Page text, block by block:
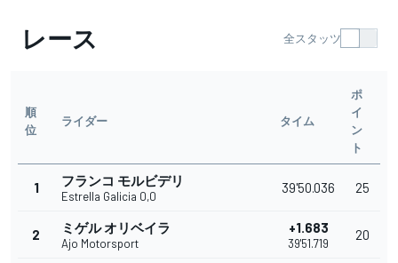
レース 全スタッツ
順
位
ライダー タイム
ポ
イ
ン
ト
1 フランコ モルビデリ
Estrella Galicia 0,0
39'50.036 25
2 ミゲル オリベイラ
Ajo Motorsport
+1.683
39'51.719
20